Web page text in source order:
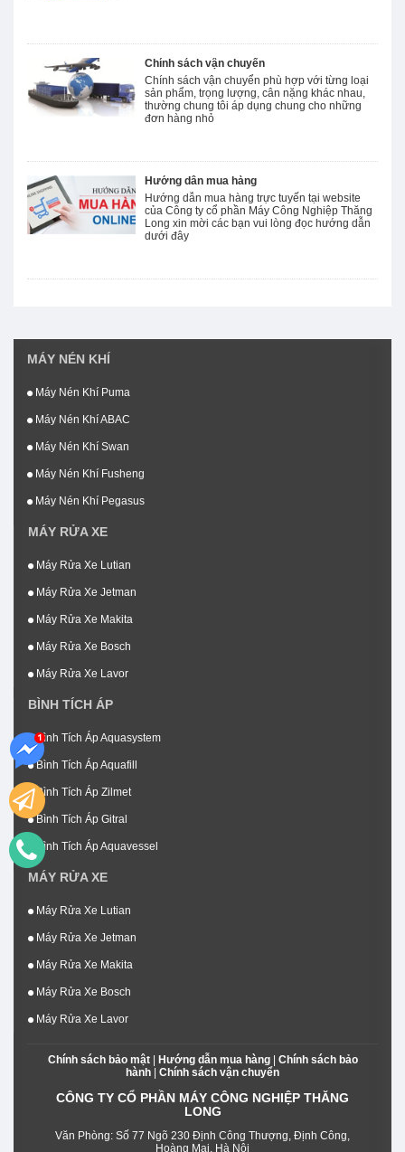
Chính sách vận chuyển
Chính sách vận chuyển phù hợp với từng loại
sản phẩm, trọng lượng, cân nặng khác nhau,
thường chung tôi áp dụng chung cho những
đơn hàng nhỏ
Hướng dẫn mua hàng
Hướng dẫn mua hàng trực tuyến tại website
của Công ty cổ phần Máy Công Nghiệp Thăng
Long xin mời các bạn vui lòng đọc hướng dẫn
dưới đây
MÁY NÉN KHÍ
Máy Nén Khí Puma
Máy Nén Khí ABAC
Máy Nén Khí Swan
Máy Nén Khí Fusheng
Máy Nén Khí Pegasus
MÁY RỬA XE
Máy Rửa Xe Lutian
Máy Rửa Xe Jetman
Máy Rửa Xe Makita
Máy Rửa Xe Bosch
Máy Rửa Xe Lavor
BÌNH TÍCH ÁP
Bình Tích Áp Aquasystem
Bình Tích Áp Aquafill
Bình Tích Áp Zilmet
Bình Tích Áp Gitral
Bình Tích Áp Aquavessel
MÁY RỬA XE
Máy Rửa Xe Lutian
Máy Rửa Xe Jetman
Máy Rửa Xe Makita
Máy Rửa Xe Bosch
Máy Rửa Xe Lavor
Chính sách bảo mật| Hướng dẫn mua hàng| Chính sách bảo
hành
Chính sách vận chuyển
CÔNG TY CỔ PHẦN MÁY CÔNG NGHIỆP THĂNG
LONG
Văn Phòng: Số 77 Ngõ 230 Định Công Thượng, Định Công,
Hoàng Mai, Hà Nội